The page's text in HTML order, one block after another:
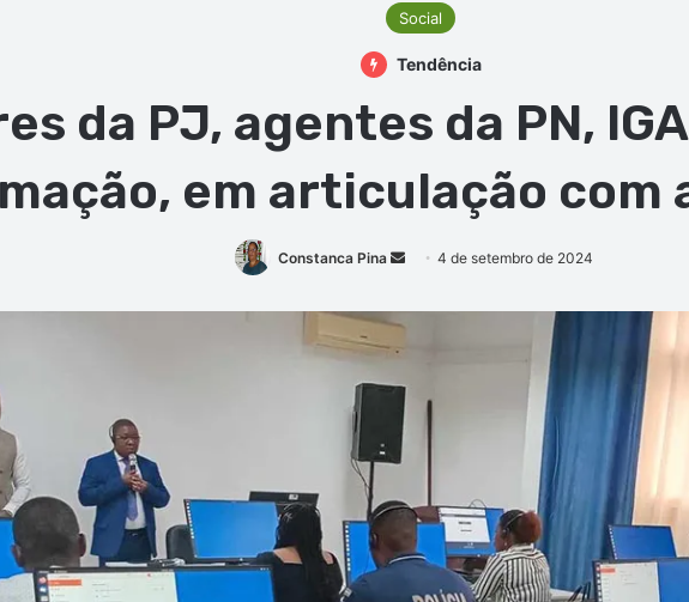
Social
Tendência
da PJ, agentes da PN,
em articulação com
Constanca Pina
Mande
e-
4 de setembro de 2024